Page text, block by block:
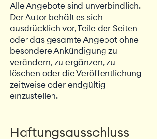
Alle Angebote sind unverbindlich.
Der Autor behält es sich
ausdrücklich vor, Teile der Seiten
oder das gesamte Angebot ohne
besondere Ankündigung zu
verändern, zu ergänzen, zu
löschen oder die Veröffentlichung
zeitweise oder endgültig
einzustellen.
Haftungsausschluss